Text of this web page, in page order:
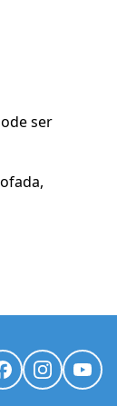
ser